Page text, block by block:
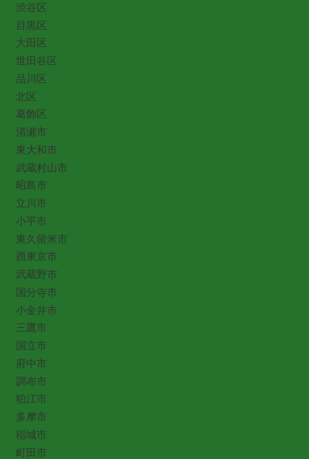
渋谷区
目黒区
大田区
世田谷区
品川区
北区
葛飾区
清瀬市
東大和市
武蔵村山市
昭島市
立川市
小平市
東久留米市
西東京市
武蔵野市
国分寺市
小金井市
三鷹市
国立市
府中市
調布市
狛江市
多摩市
稲城市
町田市